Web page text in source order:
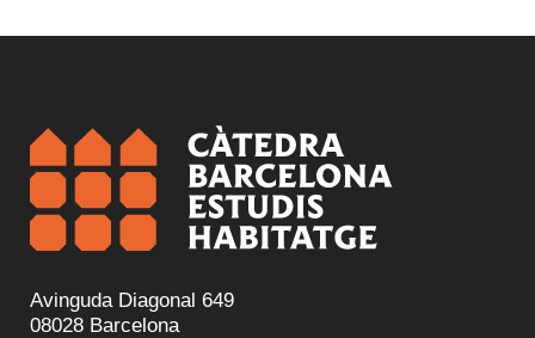
Avinguda Diagonal 649
08028 Barcelona